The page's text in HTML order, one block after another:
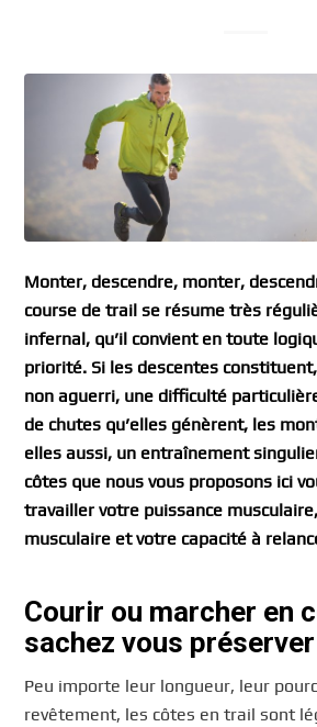
Monter, descendre, monter,
course de trail se résume très
infernal, qu’il convient en toute
priorité. Si les descentes
non aguerri, une difficulté
de chutes qu’elles génèrent, les
elles aussi, un entraînement
côtes que nous vous proposons ici
travailler votre puissance
musculaire et votre capacité à
Courir ou marcher en
sachez vous préserver
Peu importe leur longueur, leur
revêtement, les côtes en trail sont